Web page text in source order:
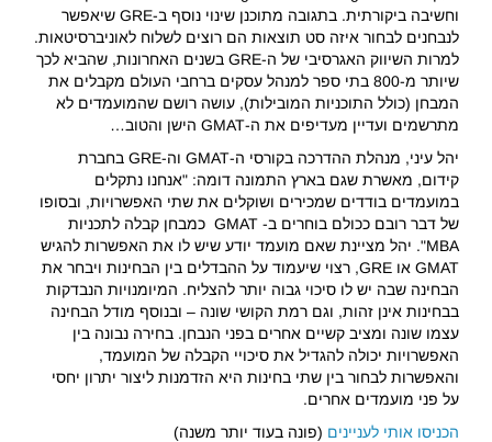
וחשיבה ביקורתית. בתגובה מתוכנן שינוי נוסף ב-GRE שיאפשר
לנבחנים לבחור איזה סט תוצאות הם רוצים לשלוח לאוניברסיטאות.
למרות השיווק האגרסיבי של ה-GRE בשנים האחרונות, שהביא לכך
שיותר מ-800 בתי ספר למנהל עסקים ברחבי העולם מקבלים את
המבחן (כולל התוכניות המובילות), עושה רושם שהמועמדים לא
מתרשמים ועדיין מעדיפים את ה-GMAT הישן והטוב…
יהל עיני, מנהלת ההדרכה בקורסי ה-GMAT וה-GRE בחברת
קידום, מאשרת שגם בארץ התמונה דומה: "אנחנו נתקלים
במועמדים בודדים שמכירים ושוקלים את שתי האפשרויות, ובסופו
של דבר רובם ככולם בוחרים ב- GMAT כמבחן קבלה לתכניות
MBA". יהל מציינת שאם מועמד יודע שיש לו את האפשרות להגיש
GMAT או GRE, רצוי שיעמוד על ההבדלים בין הבחינות ויבחר את
הבחינה שבה יש לו סיכוי גבוה יותר להצליח. המיומנויות הנבדקות
בבחינות אינן זהות, וגם רמת הקושי שונה – ובנוסף מודל הבחינה
עצמו שונה ומציב קשיים אחרים בפני הנבחן. בחירה נבונה בין
האפשרויות יכולה להגדיל את סיכויי הקבלה של המועמד,
והאפשרות לבחור בין שתי בחינות היא הזדמנות ליצור יתרון יחסי
על פני מועמדים אחרים.
הכניסו אותי לעניינים (פונה בעוד יותר משנה)